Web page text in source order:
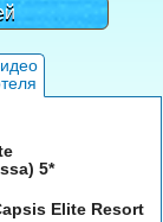
5*
Elite Resort